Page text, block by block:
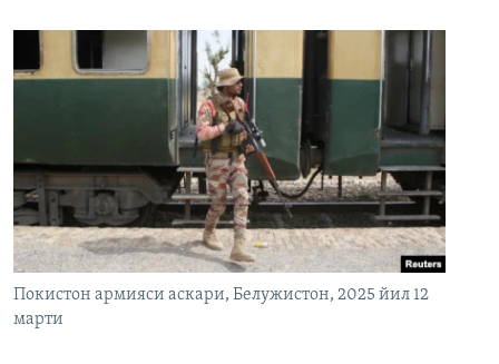
Покистон армияси аскари, Белужистон, 2025 йил 12
марти